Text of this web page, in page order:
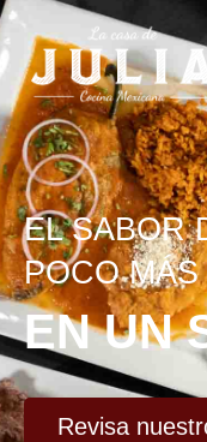
EL SABOR
POCO MÁS
EN UN
Revisa